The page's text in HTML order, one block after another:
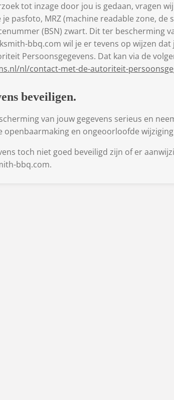
tot inzage door jou is gedaan, vragen
pasfoto, MRZ (machine readable zone,
(BSN) zwart. Dit ter bescherming
bbq.com wil je er tevens op wijzen
Persoonsgegevens. Dat kan via de
nl/contact-met-de-autoriteit-
beveiligen.
van jouw gegevens serieus en
openbaarmaking en ongeoorloofde
toch niet goed beveiligd zijn of er
bbq.com.